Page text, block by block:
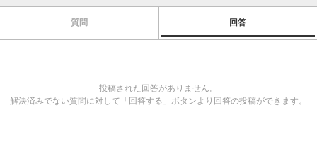
質問 回答
投稿された回答がありません。
解決済みでない質問に対して「回答する」ボタンより回答の投稿ができます。